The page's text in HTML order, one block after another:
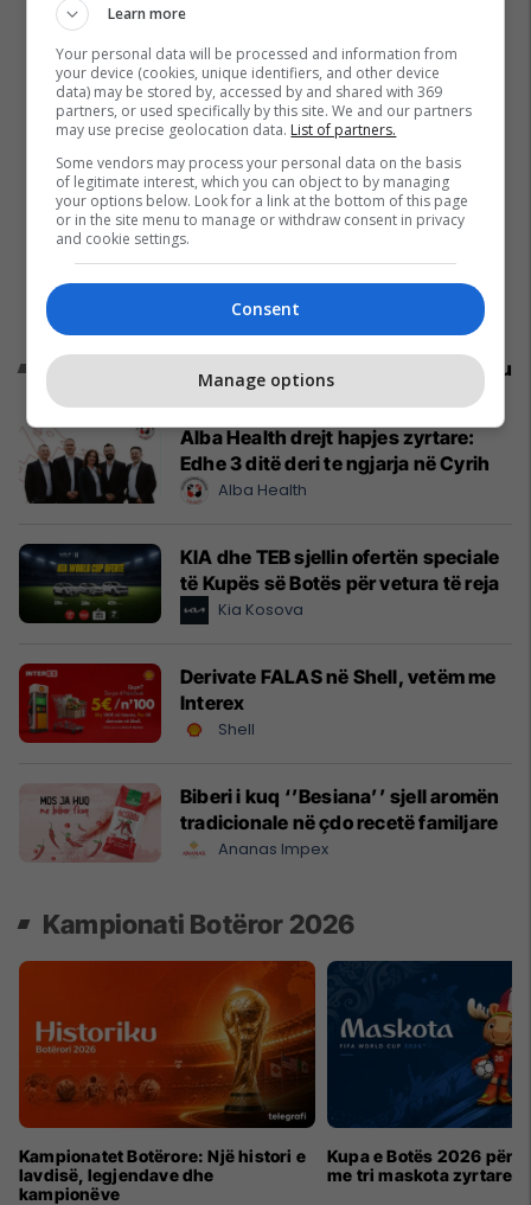
Promo Reklamo këtu
Alba Health drejt hapjes zyrtare:
Edhe 3 ditë deri te ngjarja në Cyrih
Alba Health
KIA dhe TEB sjellin ofertën speciale
të Kupës së Botës për vetura të reja
Kia Kosova
Derivate FALAS në Shell, vetëm me
Interex
Shell
Biberi i kuq ‘’Besiana’’ sjell aromën
tradicionale në çdo recetë familjare
Ananas Impex
Kampionati Botëror 2026
Kampionatet Botërore: Një histori e
lavdisë, legjendave dhe
kampionëve
Kupa e Botës 2026 për
me tri maskota zyrtare
Learn more
Your personal data will be processed and information from
your device (cookies, unique identifiers, and other device
data) may be stored by, accessed by and shared with 369
partners, or used specifically by this site. We and our partners
may use precise geolocation data. List of partners.
Some vendors may process your personal data on the basis
of legitimate interest, which you can object to by managing
your options below. Look for a link at the bottom of this page
or in the site menu to manage or withdraw consent in privacy
and cookie settings.
Consent
Manage options